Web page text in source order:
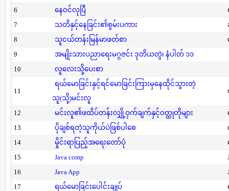
6
နေဝင်လုပြီ
7
သတိနှင့်နေခြင်း၏စွမ်းပကား
8
သူငယ်တန်းမြန်မာဖတ်စာ
9
အမျိုးသားပညာရေးမဂ္ဂဇင်း ဒုတိယတွဲ၊ နံပါတ် ၁၁
10
လူလေးသို့ပေးစာ
11
ရယ်မောခြင်းနှင့်ရင်မောခြင်းကြားမှနေထိုင်သွားတဲ့
သူ(သို့)မင်းလူ
12 မင်းလူ၏ဖထိပ်တန်းလျှို့ဝှက်ချက်နှင့်ဝတ္ထုတိုများ
13
ပိုချစ်ရတဲ့သူကိုယ်ပဲဖြစ်ပါစေ
14
မှိုင်းရာပြည့်အရေးတော်ပုံ
15
Java comp
16
Java App
17
ရယ်မောခြင်းပေါင်းချုပ်